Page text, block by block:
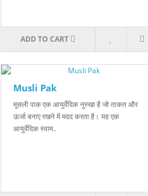
ADD TO CART
Musli Pak
मूसली पाक एक आयुर्वेदिक नुस्खा है जो ताकत और
ऊर्जा बनाए रखने में मदद करता है। यह एक
आयुर्वेदिक स्वाम..